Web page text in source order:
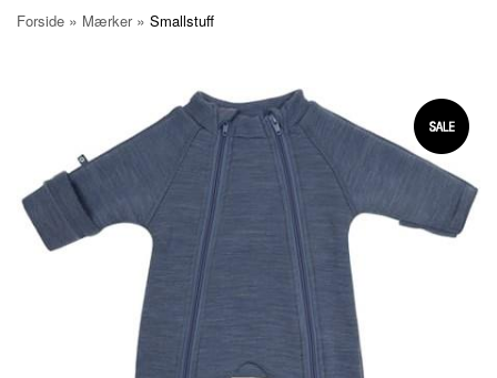
MÆRKER
OM UNIK KIDS
INFO
FOREDRAG NYHEDSBREV
Forside » Mærker» Smallstuff